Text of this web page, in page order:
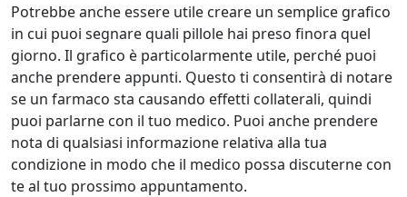
Potrebbe anche essere utile creare un semplice grafico
in cui puoi segnare quali pillole hai preso finora quel
giorno. Il grafico è particolarmente utile, perché puoi
anche prendere appunti. Questo ti consentirà di notare
se un farmaco sta causando effetti collaterali, quindi
puoi parlarne con il tuo medico. Puoi anche prendere
nota di qualsiasi informazione relativa alla tua
condizione in modo che il medico possa discuterne con
te al tuo prossimo appuntamento.